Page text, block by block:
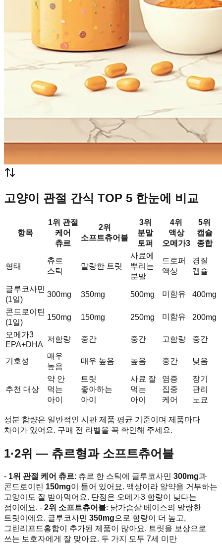
고양이 관절 간식 TOP 5 한눈에 비교
항목
1위 관절
케어
츄르
2위
소프트츄어블
3위
분말
토퍼
4위
액상
오메가3
5위
캡슐
종합
형태
츄르
스틱
말랑한 트릿
사료에
뿌리는
분말
드로퍼
액상
경질
캡슐
글루코사민
(1일)
300mg 350mg 500mg 미함유 400mg
콘드로이틴
(1일)
150mg 150mg 250mg 미함유 200mg
오메가3
EPA+DHA
저함량 중간 중간 고함량 중간
기호성
매우
높음
매우 높음 높음 중간 낮음
추천 대상
약 안
먹는
아이
트릿
좋아하는
아이
사료 잘
먹는
아이
염증
집중
케어
장기
관리
노묘
성분 함량은 일반적인 시판 제품 평균 기준이며 제품마다
차이가 있어요. 구매 전 라벨을 꼭 확인해 주세요.
1·2위 — 츄르형과 소프트츄어블
- 1위 관절 케어 츄르: 츄르 한 스틱에 글루코사민 300mg과
콘드로이틴 150mg이 들어 있어요. 액상이라 알약을 거부하는
고양이도 잘 받아먹어요. 단점은 오메가3 함량이 낮다는
점이에요. - 2위 소프트츄어블: 닭가슴살 베이스의 말랑한
트릿이에요. 글루코사민 350mg으로 함량이 더 높고,
그린리프드홍합이 추가된 제품이 많아요. 트릿을 보상으로
쓰는 보호자에게 잘 맞아요. 두 가지 모두 7세 미만